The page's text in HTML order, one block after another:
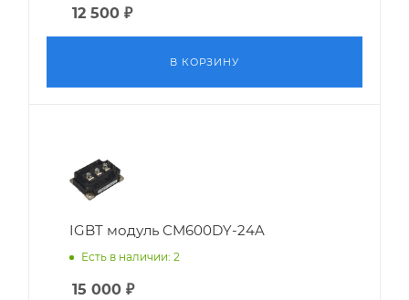
12 500 ₽
В КОРЗИНУ
IGBT модуль CM600DY-24A
Есть в наличии: 2
15 000 ₽